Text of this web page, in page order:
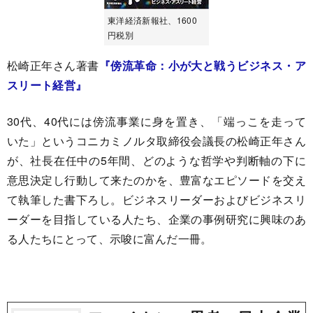
東洋経済新報社、1600
円税別
松崎正年さん著書 『傍流革命：小が大と戦うビジネス・ア
スリート経営』
30代、40代には傍流事業に身を置き、「端っこを走って
いた」というコニカミノルタ取締役会議長の松崎正年さん
が、社長在任中の5年間、どのような哲学や判断軸の下に
意思決定し行動して来たのかを、豊富なエピソードを交え
て執筆した書下ろし。ビジネスリーダーおよびビジネスリ
ーダーを目指している人たち、企業の事例研究に興味のあ
る人たちにとって、示唆に富んだ一冊。